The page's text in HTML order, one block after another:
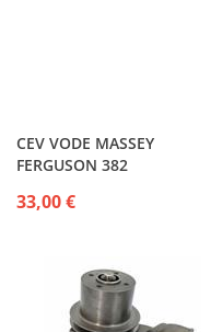
CEV VODE MASSEY
FERGUSON 382
33,00 €